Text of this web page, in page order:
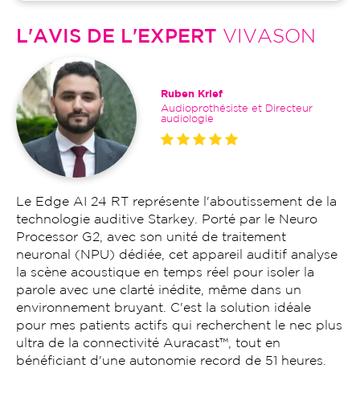
L'AVIS DE L'EXPERT VIVASON
Ruben Krief
Audioprothésiste et Directeur
audiologie
Le Edge AI 24 RT représente l'aboutissement de la
technologie auditive Starkey. Porté par le Neuro
Processor G2, avec son unité de traitement
neuronal (NPU) dédiée, cet appareil auditif analyse
la scène acoustique en temps réel pour isoler la
parole avec une clarté inédite, même dans un
environnement bruyant. C'est la solution idéale
pour mes patients actifs qui recherchent le nec plus
ultra de la connectivité Auracast™, tout en
bénéficiant d'une autonomie record de 51 heures.